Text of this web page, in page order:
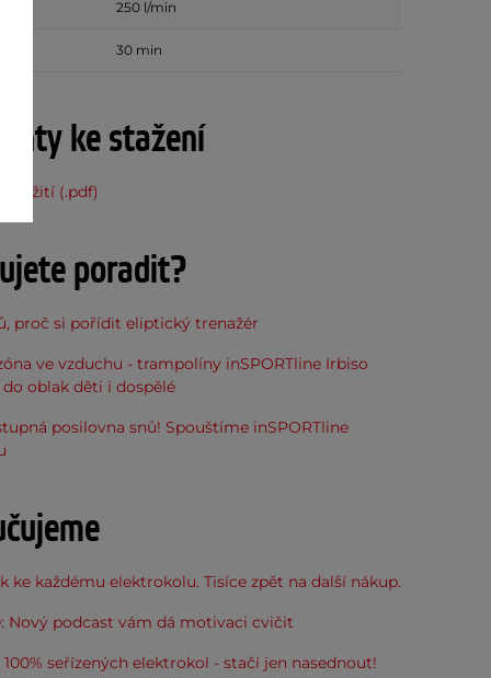
250 l/min
30 min
ke stažení
použití (.pdf)
poradit?
proč si pořídit eliptický trenažér
ve vzduchu - trampolíny inSPORTline Irbiso
oblak děti i dospělé
posilovna snů! Spouštíme inSPORTline
ke každému elektrokolu. Tisíce zpět na další nákup.
Nový podcast vám dá motivaci cvičit
100% seřízených elektrokol - stačí jen nasednout!